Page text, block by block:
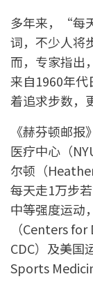
多年来，“每
词，不少人将
而，专家指出
来自1960年代
着追求步数，
《赫芬顿邮
医疗中心（
尔顿（
每天走1万步
中等强度运动
（Centers
CDC）及美国
Sports